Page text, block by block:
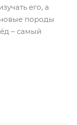
его, а
породы
– самый